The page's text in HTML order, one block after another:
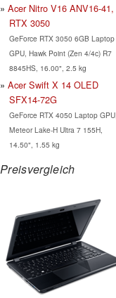
Acer Nitro V16 ANV16-41,
RTX 3050
GeForce RTX 3050 6GB Laptop
GPU, Hawk Point (Zen 4/4c) R7
8845HS, 16.00", 2.5 kg
Acer Swift X 14 OLED
SFX14-72G
GeForce RTX 4050 Laptop GPU,
Meteor Lake-H Ultra 7 155H,
14.50", 1.55 kg
Preisvergleich